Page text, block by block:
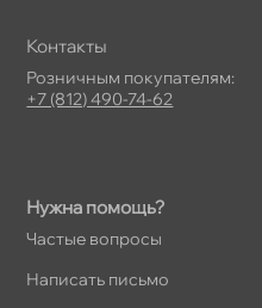
Нужна помощь?
Частые вопросы
Написать письмо
Контакты
Розничным покупателям:
+7 (812) 490-74-62